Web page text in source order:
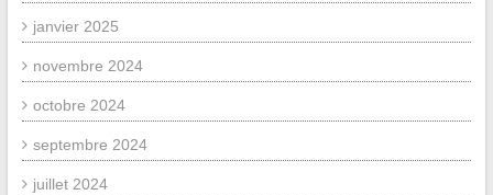
janvier 2025
novembre 2024
octobre 2024
septembre 2024
juillet 2024